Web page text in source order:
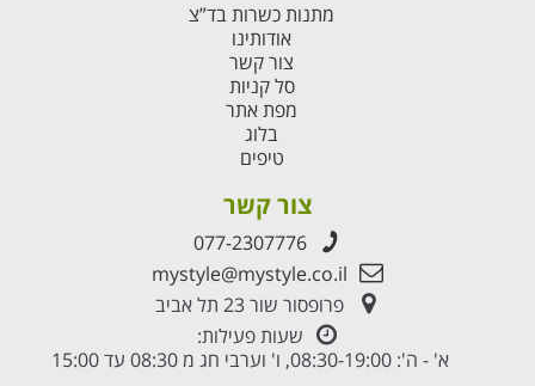
מתנות כשרות בד”צ
אודותינו
צור קשר
סל קניות
מפת אתר
בלוג
טיפים
צור קשר
077-2307776
mystyle@mystyle.co.il
פרופסור שור 23 תל אביב
שעות פעילות:
א' - ה': 08:30-19:00, ו' וערבי חג מ 08:30 עד 15:00